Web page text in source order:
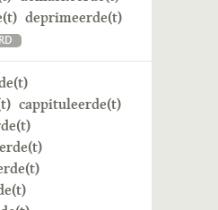
deprimeerde(t)
cappituleerde(t)